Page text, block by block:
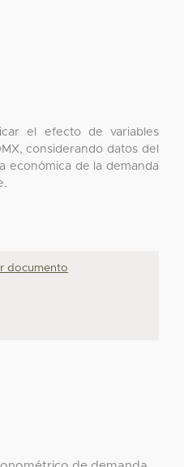
el efecto de variables
considerando datos del
económica de la demanda
documento